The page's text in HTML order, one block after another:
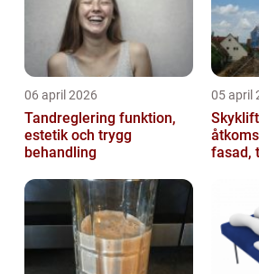
06 april 2026
Tandreglering funktion,
estetik och trygg
behandling
05 april
Skyklift säker höjd
fasad,